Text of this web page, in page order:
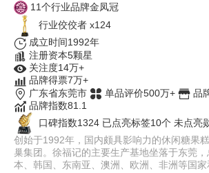
11个行业品牌金凤冠
行业佼佼者 x124
成立时间1992年
注册资本5颗星
关注度14万+
品牌得票7万+
广东省东莞市
单品评价500万+
品
品牌指数81.1
口碑指数1324 已点亮标签10个 未点亮
创始于1992年，国内颇具影响力的休闲糖果
巢集团。徐福记的主要生产基地坐落于东莞
本、韩国、东南亚、澳洲、欧洲、非洲等国家